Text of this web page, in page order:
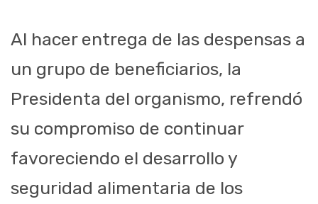
Al hacer entrega de las despensas a
un grupo de beneficiarios, la
Presidenta del organismo, refrendó
su compromiso de continuar
favoreciendo el desarrollo y
seguridad alimentaria de los